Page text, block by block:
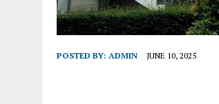
POSTED BY: ADMIN JUNE 10, 2025